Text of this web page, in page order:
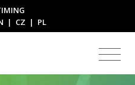
| CZ | PL